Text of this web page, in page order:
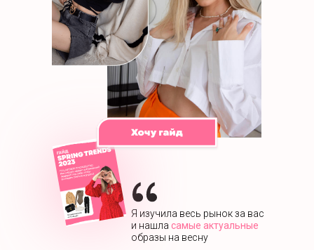
Я изучила весь рынок за вас
и нашла самые актуальные
образы на весну